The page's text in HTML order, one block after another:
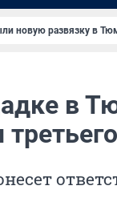
новую развязку в
в